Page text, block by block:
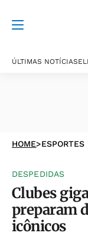
ÚLTIMAS NOTÍCIAS
HOME>ESPORTES
DESPEDIDAS
Clubes
preparam
icônicos